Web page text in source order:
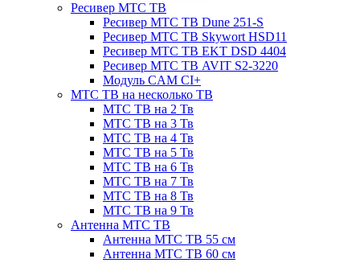
Ресивер МТС ТВ
Ресивер МТС ТВ Dune 251-S
Ресивер МТС ТВ Skywort HSD11
Ресивер МТС ТВ EKT DSD 4404
Ресивер МТС ТВ AVIT S2-3220
Модуль CAM CI+
МТС ТВ на несколько ТВ
МТС ТВ на 2 Тв
МТС ТВ на 3 Тв
МТС ТВ на 4 Тв
МТС ТВ на 5 Тв
МТС ТВ на 6 Тв
МТС ТВ на 7 Тв
МТС ТВ на 8 Тв
МТС ТВ на 9 Тв
Антенна МТС ТВ
Антенна МТС ТВ 55 см
Антенна МТС ТВ 60 см